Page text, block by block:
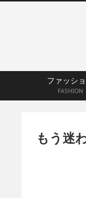
ファッシ
FASHION
もう迷